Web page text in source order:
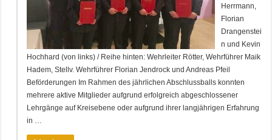
Herrmann,
Florian
Drangenstei
n und Kevin
Hochhard (von links) / Reihe hinten: Wehrleiter Rötter, Wehrführer Maik
Hadem, Stellv. Wehrführer Florian Jendrock und Andreas Pfeil
Beförderungen Im Rahmen des jährlichen Abschlussballs konnten
mehrere aktive Mitglieder aufgrund erfolgreich abgeschlossener
Lehrgänge auf Kreisebene oder aufgrund ihrer langjährigen Erfahrung
in …